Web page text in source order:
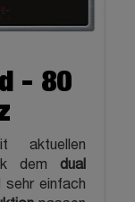
- 80
aktuellen
dem dual
einfach